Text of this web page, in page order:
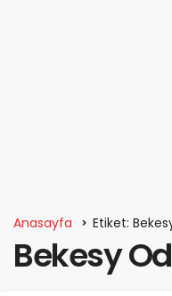
Anasayfa Etiket:
Bekesy